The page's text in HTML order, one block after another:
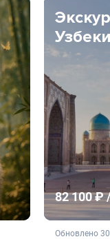
82 100 ₽
не
Обновлено